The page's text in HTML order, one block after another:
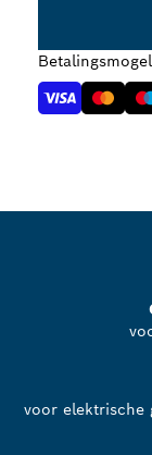
voor elektrische